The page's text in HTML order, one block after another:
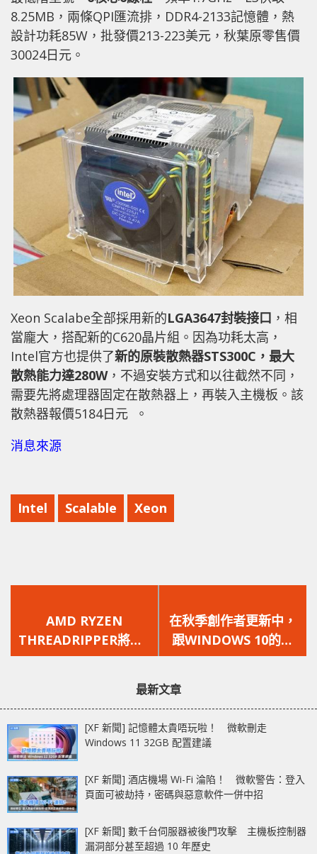
8.25MB，兩條QPI匯流排，DDR4-2133記憶體，熱
設計功耗85W，批發價213-223美元，秋葉原零售價
30024日元。
Xeon Scalabe全部採用新的LGA3647封裝接口 ，相
當龐大，搭配新的C620晶片組。因為功耗太高，
Intel官方也提供了新的原裝散熱器STS300C，最大
散熱能力達280W，不過安裝方式和以往截然不同，
需要先將處理器固定在散熱器上，再裝入主機板。該
散熱器報價5184日元 。
消息來源
Intel Scalable Xeon
一
篇
文
AMD RYZEN
THREADRIPPER將於8
月10日發布
一
篇
文
在秋季創作者更新中，
跟WINDOWS 10的這
些功能說再見吧！
最新文章
[XF 新聞] 記憶體太貴唔玩啦！ 微軟刪走
Windows 11 32GB 配置建議
[XF 新聞] 酒店機場 Wi-Fi 淪陷！ 微軟警告：登入
頁面可被劫持，密碼與惡意軟件一併中招
[XF 新聞] 數千台伺服器被後門攻擊 主機板控制器
漏洞部分甚至超過 10 年歷史